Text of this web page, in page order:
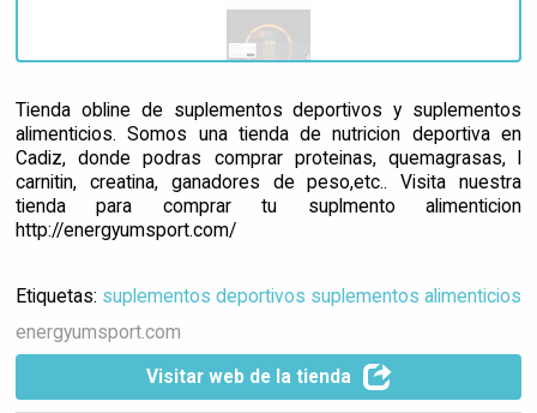
Tienda obline de suplementos deportivos y suplementos
alimenticios. Somos una tienda de nutricion deportiva en
Cadiz, donde podras comprar proteinas, quemagrasas, l
carnitin, creatina, ganadores de peso,etc.. Visita nuestra
tienda para comprar tu suplmento alimenticion
http://energyumsport.com/
Etiquetas: suplementos deportivos suplementos alimenticios
energyumsport.com
Visitar web de la tienda